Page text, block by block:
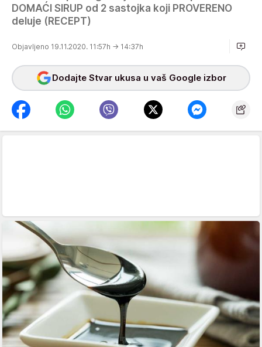
DOMAĆI SIRUP od 2 sastojka koji PROVERENO
deluje (RECEPT)
Objavljeno 19.11.2020. 11:57h → 14:37h
Dodajte Stvar ukusa u vaš Google izbor